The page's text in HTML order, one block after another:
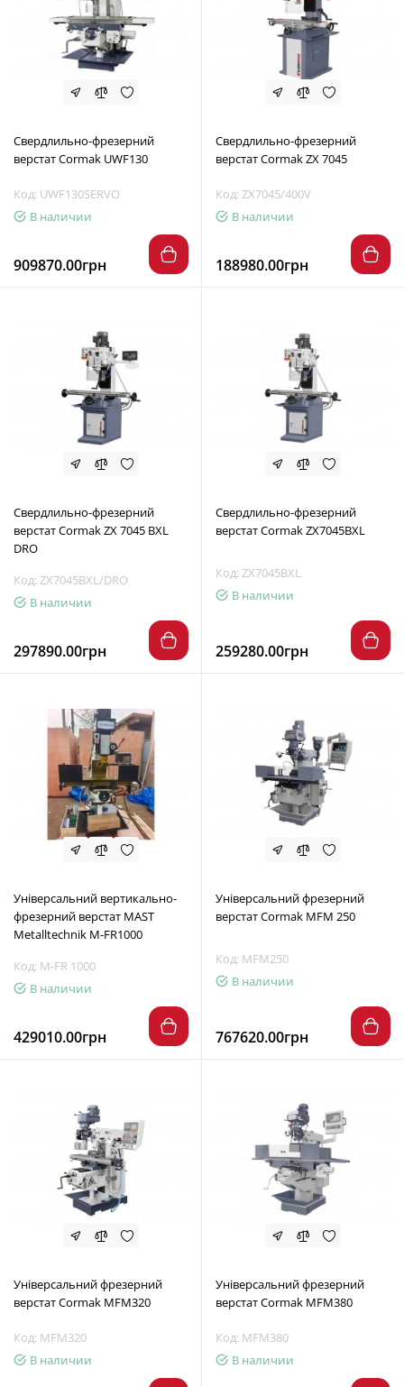
Свердлильно-фрезерний
верстат Cormak UWF130
Код: UWF130SERVO
В наличии
909870.00грн
Свердлильно-фрезерний
верстат Cormak ZX 7045
Код: ZX7045/400V
В наличии
188980.00грн
Свердлильно-фрезерний
верстат Cormak ZX 7045 BXL
DRO
Код: ZX7045BXL/DRO
В наличии
297890.00грн
Свердлильно-фрезерний
верстат Cormak ZX7045BXL
Код: ZX7045BXL
В наличии
259280.00грн
Універсальний вертикально-
фрезерний верстат MAST
Metalltechnik M-FR1000
Код: M-FR 1000
В наличии
429010.00грн
Універсальний фрезерний
верстат Cormak MFM 250
Код: MFM250
В наличии
767620.00грн
Універсальний фрезерний
верстат Cormak MFM320
Код: MFM320
В наличии
Універсальний фрезерний
верстат Cormak MFM380
Код: MFM380
В наличии